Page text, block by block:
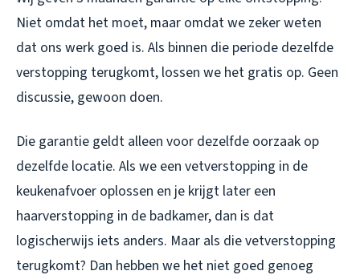
Niet omdat het moet, maar omdat we zeker weten
dat ons werk goed is. Als binnen die periode dezelfde
verstopping terugkomt, lossen we het gratis op. Geen
discussie, gewoon doen.
Die garantie geldt alleen voor dezelfde oorzaak op
dezelfde locatie. Als we een vetverstopping in de
keukenafvoer oplossen en je krijgt later een
haarverstopping in de badkamer, dan is dat
logischerwijs iets anders. Maar als die vetverstopping
terugkomt? Dan hebben we het niet goed genoeg